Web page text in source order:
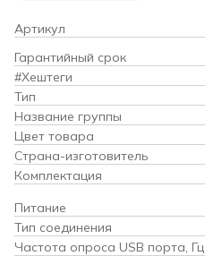
Артикул
Гарантийный срок
#Хештеги
Тип
Название группы
Цвет товара
Страна-изготовитель
Комплектация
Питание
Тип соединения
Частота опроса USB порта, Гц